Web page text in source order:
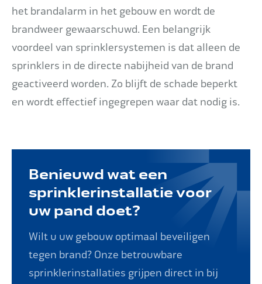
het brandalarm in het gebouw en wordt de
brandweer gewaarschuwd. Een belangrijk
voordeel van sprinklersystemen is dat alleen de
sprinklers in de directe nabijheid van de brand
geactiveerd worden. Zo blijft de schade beperkt
en wordt effectief ingegrepen waar dat nodig is.
Benieuwd wat een
sprinklerinstallatie voor
uw pand doet?
Wilt u uw gebouw optimaal beveiligen
tegen brand? Onze betrouwbare
sprinklerinstallaties grijpen direct in bij